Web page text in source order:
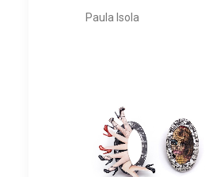
Paula Isola